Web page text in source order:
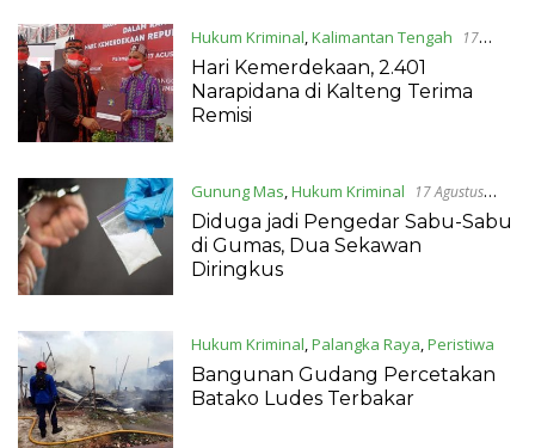
Hukum Kriminal,Kalimantan Tengah
17
Agustus 2021
Hari Kemerdekaan, 2.401
Narapidana di Kalteng Terima
Remisi
Gunung Mas,Hukum Kriminal
17 Agustus
2021
Diduga jadi Pengedar Sabu-Sabu
di Gumas, Dua Sekawan
Diringkus
Hukum Kriminal,Palangka Raya,Peristiwa
17 Agustus 2021
Bangunan Gudang Percetakan
Batako Ludes Terbakar